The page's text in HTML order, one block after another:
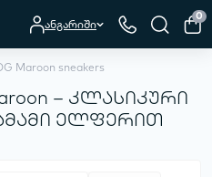
ანგარიში
0
Maroon sneakers
– კლასიკური
ელფერით